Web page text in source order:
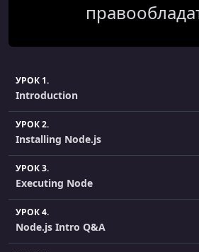
УРОК 1.
Introduction
УРОК 2.
Installing Node.js
УРОК 3.
Executing Node
УРОК 4.
Node.js Intro Q&A